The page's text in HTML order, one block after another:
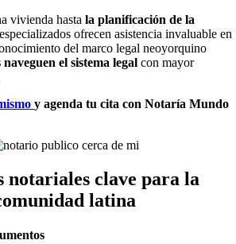
vivienda hasta la planificación de la
ofrecen asistencia invaluable en
del marco legal neoyorquino
el sistema legal con mayor
y agenda tu cita con Notaría Mundo
notariales clave para la
latina